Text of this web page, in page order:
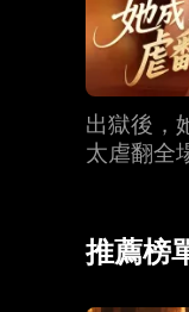
出獄後，
太虐翻全
推薦榜